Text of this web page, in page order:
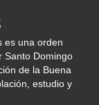
es una orden
Santo Domingo
de la Buena
estudio y